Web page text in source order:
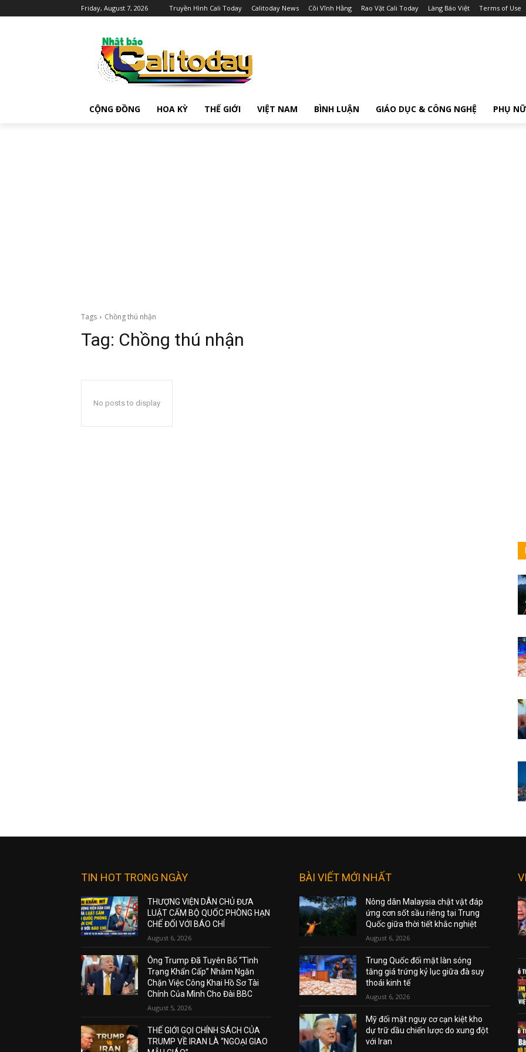
Friday, August 7, 2026 Truyền Hình Cali Today Calitoday News Cõi Vĩnh Hằng Rao Vặt Cali Today Làng Báo Việt Terms of Use
CỘNG ĐỒNG HOA KỲ THẾ GIỚI VIỆT NAM BÌNH LUẬN GIÁO DỤC & CÔNG NGHỆ PHỤ NỮ
Tags Chồng thú nhận
Tag: Chồng thú nhận
No posts to display
TIN HOT TRONG NGÀY
THƯỢNG VIỆN DÂN CHỦ ĐƯA
LUẬT CẤM BỘ QUỐC PHÒNG HẠN
CHẾ ĐỐI VỚI BÁO CHÍ
August 6, 2026
Ông Trump Đã Tuyên Bố “Tình
Trạng Khẩn Cấp” Nhằm Ngăn
Chặn Việc Công Khai Hồ Sơ Tài
Chính Của Mình Cho Đài BBC
August 5, 2026
THẾ GIỚI GỌI CHÍNH SÁCH CỦA
TRUMP VỀ IRAN LÀ “NGOẠI GIAO
BÀI VIẾT MỚI NHẤT
Nông dân Malaysia chật vật đáp
ứng cơn sốt sầu riêng tại Trung
Quốc giữa thời tiết khắc nghiệt
August 6, 2026
Trung Quốc đối mặt làn sóng
tăng giá trứng kỷ lục giữa đà suy
thoái kinh tế
August 6, 2026
Mỹ đối mặt nguy cơ cạn kiệt kho
dự trữ dầu chiến lược do xung đột
với Iran